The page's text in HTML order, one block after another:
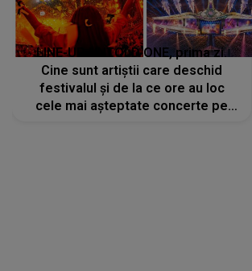
LINE-UP UNTOLD ONE, prima zi.
Cine sunt artiștii care deschid
festivalul și de la ce ore au loc
cele mai așteptate concerte pe